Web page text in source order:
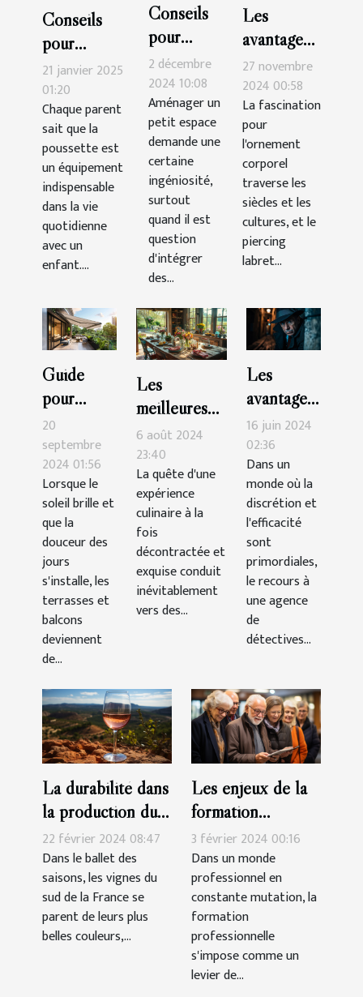
Conseils
pour
maintenir et
nettoyer
votre
poussette
efficacement
21 janvier 2025
01:20
Chaque parent
sait que la
poussette est
un équipement
indispensable
dans la vie
quotidienne
avec un
enfant....
Conseils
pour
intégrer
une
armoire
trois
portes
dans un
petit
espace
2 décembre
2024 10:08
Aménager un
petit espace
demande une
certaine
ingéniosité,
surtout
quand il est
question
d'intégrer
des...
Les
avantages
esthétiques
des
piercings
labret
supérieurs
et
inférieurs
27 novembre
2024 00:58
La fascination
pour
l'ornement
corporel
traverse les
siècles et les
cultures, et le
piercing
labret...
Guide
pour
choisir le
store
banne
parfait
pour
terrasses
et balcons
20
septembre
2024 01:56
Lorsque le
soleil brille et
que la
douceur des
jours
s'installe, les
terrasses et
balcons
deviennent
de...
Les
meilleures
tables pour
une cuisine
décontractée
et
savoureuse
6 août 2024
23:40
La quête d'une
expérience
culinaire à la
fois
décontractée et
exquise conduit
inévitablement
vers des...
Les
avantages
de faire
appel à
une
agence de
détectives
privés
agréée
pour des
enquêtes
discrètes
16 juin 2024
02:36
Dans un
monde où la
discrétion et
l'efficacité
sont
primordiales,
le recours à
une agence
de
détectives...
La durabilité dans
la production du
vin rosé Côtes-
de-Provence
22 février 2024 08:47
Dans le ballet des
saisons, les vignes du
sud de la France se
parent de leurs plus
belles couleurs,...
Les enjeux de la
formation
professionnelle
pour les seniors
3 février 2024 00:16
Dans un monde
professionnel en
constante mutation, la
formation
professionnelle
s'impose comme un
levier de...